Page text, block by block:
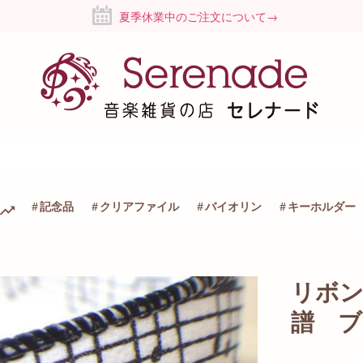
夏季休業中のご注文について→
記念品 クリアファイル バイオリン キーホルダー
リボ
譜 ブ